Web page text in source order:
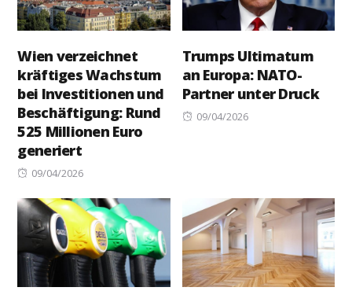
Wien verzeichnet
kräftiges Wachstum
bei Investitionen und
Beschäftigung: Rund
525 Millionen Euro
generiert
Posted
09/04/2026
Trumps Ultimatum
an Europa: NATO-
Partner unter Druck
Posted
09/04/2026